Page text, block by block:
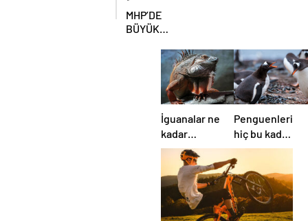
Beklenen
Hamle Geldi
MHP’DE
BÜYÜK
İguanalar ne
kadar
sürede renk
değiştirebilir
? Detaylar
burada…
Penguenleri
hiç bu kadar
komik ve
yakından
görmemiştiniz